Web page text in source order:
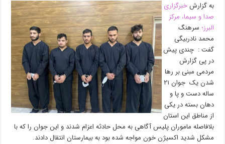
به گزارشخبرگزاری
صدا و سیما، مرکز
البرز؛ سرهنگ
محمد نادربیگی
گفت : چندی پیش
در پی گزارش
مردمی مبنی بر رها
شدن یک جوان ۲۱
ساله دست و پا و
دهان بسته در یکی
از مناطق این استان
بلافاصله ماموران پلیس آگاهی به محل حادثه اعزام شدند و این جوان را که با
مشکل شدید اکسیژن خون مواجه شده بود به بیمارستان انتقال دادند.